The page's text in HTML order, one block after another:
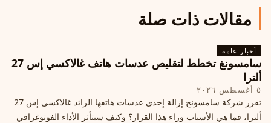
مقالات ذات صلة
أخبار عامة
سامسونغ تخطط لتقليص عدسات هاتف غالاكسي إس 27
ألترا
٥ أغسطس ٢٠٢٦
تقرر شركة سامسونج إزالة إحدى عدسات هاتفها الرائد غالاكسي إس 27
ألترا، فما هي الأسباب وراء هذا القرار؟ وكيف سيتأثر الأداء الفوتوغرافي